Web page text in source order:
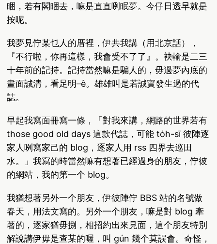
睏，若有閣睏去，嘛是直直咧眠夢。今仔日透早就是
按呢。
我夢見佇某乜人的厝裡，伊共我講（用北京話），
『不行啦，你再這樣，我會受不了了』。袂輸是二三
十年前的記持。記持當然嘛是騙人的，毋過夢內底的
畫面誠清，看足明–ê。雄雄叫是若誠實發生過的代
誌。
早起我寫面冊寫一條，「對我來講，網路的世界若有
those good old days 這款代誌，可能 to̍h-sī 彼陣逐
家人咧寫家己的 blog，逐家人用 rss 四界去巡田
水。」我寫的時當然嘛有想著已經過身的朋友，佇彼
的網站，我的第一个 blog。
我猶想著另外一个朋友，伊彼陣佇 BBS 站的名號做
春天，用法文寫的。另外一个朋友，嘛是對 blog 牽
著的，逐家猶毋捌，相招約出來見面，這个朋友特別
解說講伊毋是查某的喔，叫 gún 幾个莫誤會。奇怪，